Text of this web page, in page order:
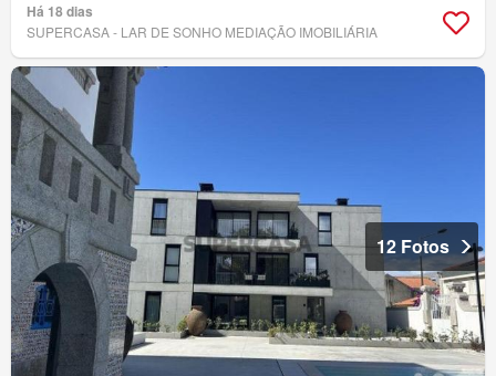
Há 18 dias
SUPERCASA - LAR DE SONHO MEDIAÇÃO IMOBILIÁRIA
12 Fotos